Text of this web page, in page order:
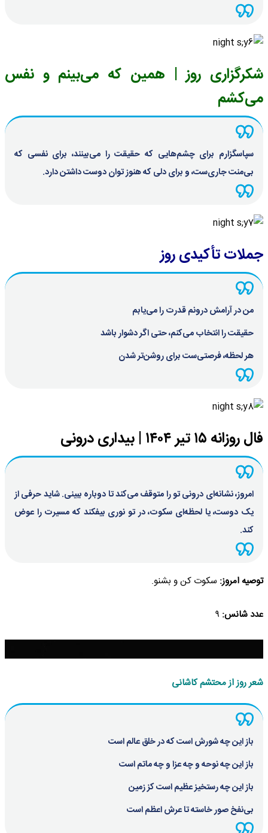
شکرگزاری روز | همین که می‌بینم و نفس
می‌کشم
سپاسگزارم برای چشم‌هایی که حقیقت را می‌بینند، برای نفسی که
بی‌منت جاری‌ست، و برای دلی که هنوز توان دوست داشتن دارد.
جملات تأکیدی روز
من در آرامش درونم قدرت را می‌یابم
حقیقت را انتخاب می‌کنم، حتی اگر دشوار باشد
هر لحظه، فرصتی‌ست برای روشن‌تر شدن
فال روزانه ۱۵ تیر ۱۴۰۴ | بیداری درونی
امروز، نشانه‌ای درونی تو را متوقف می‌کند تا دوباره ببینی. شاید حرفی از
یک دوست، یا لحظه‌ای سکوت، در تو نوری بیفکند که مسیرت را عوض
کند.
توصیه امروز: سکوت کن و بشنو.
عدد شانس:
شعر روز از محتشم کاشانی
باز این چه شورش است که در خلق عالم است
باز این چه نوحه و چه عزا و چه ماتم است
باز این چه رستخیز عظیم است کز زمین
بی‌نفخ صور خاسته تا عرش اعظم است